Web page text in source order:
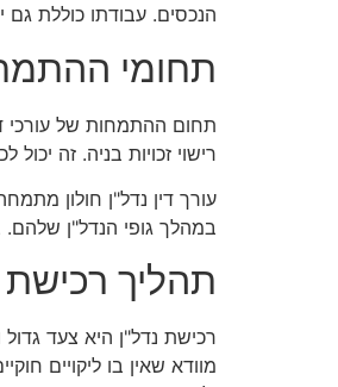
הנכסים. עבודתו כוללת
תחומי
תחום ההתמחות של עורכי
רישוי זכויות בניה. זה
עורך דין נדל"ן חולון
במהלך גופי הנדל"ן שלהם.
תהליך רכישת
רכישת נדל"ן היא צעד
מוודא שאין בו ליקויים